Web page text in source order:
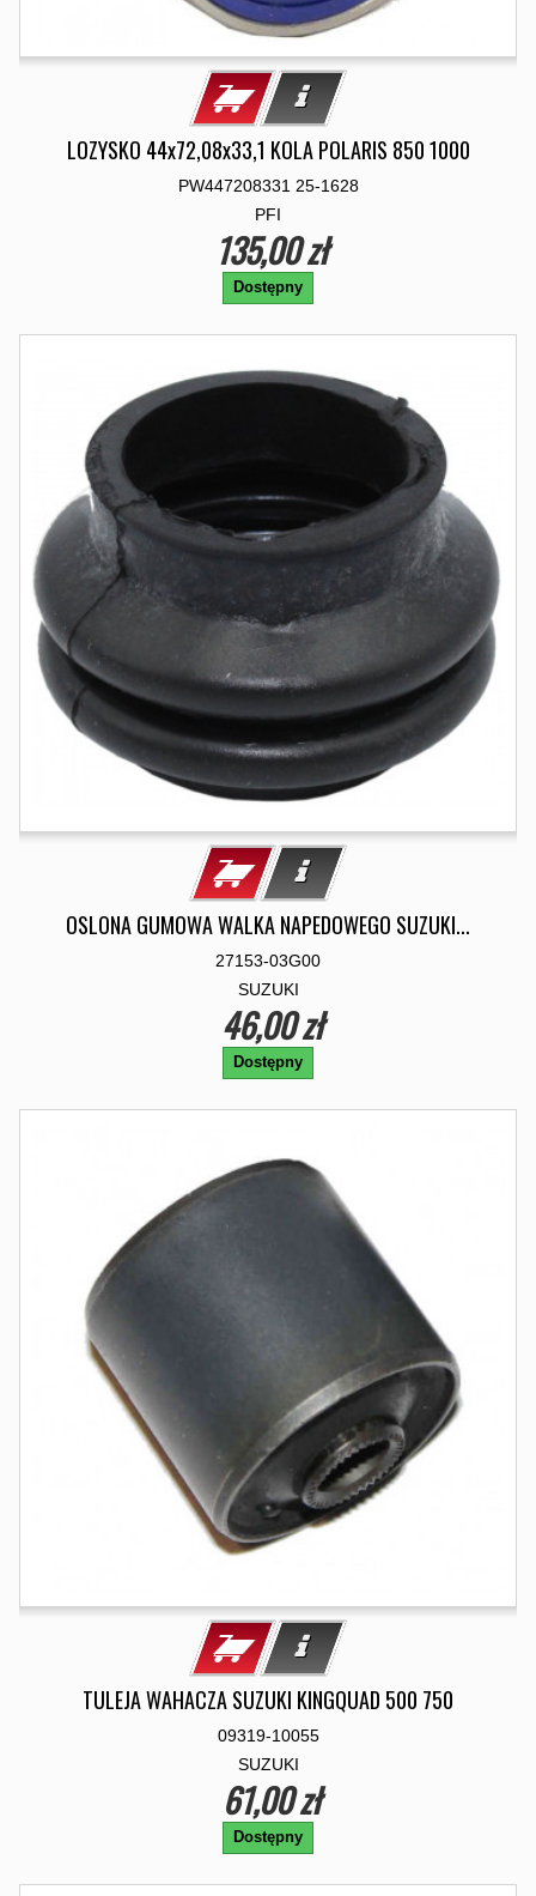
LOZYSKO 44x72,08x33,1 KOLA POLARIS 850 1000
PW447208331 25-1628
PFI
135,00 zł
Dostępny
OSLONA GUMOWA WALKA NAPEDOWEGO SUZUKI...
27153-03G00
SUZUKI
46,00 zł
Dostępny
TULEJA WAHACZA SUZUKI KINGQUAD 500 750
09319-10055
SUZUKI
61,00 zł
Dostępny